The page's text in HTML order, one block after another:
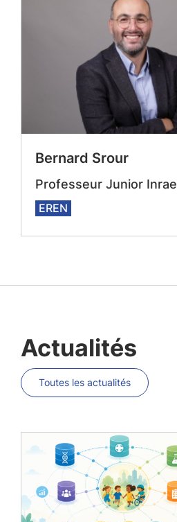
Bernard Srour
Professeur Junior Inrae
EREN
Actualités
Toutes les actualités